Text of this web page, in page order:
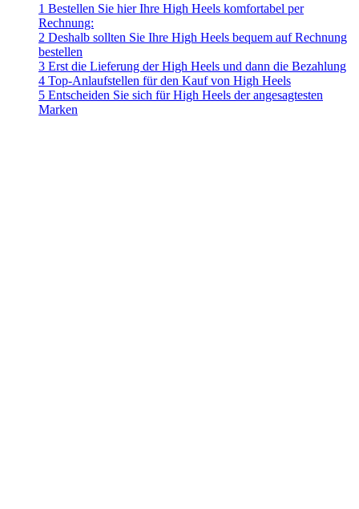
1 Bestellen Sie hier Ihre High Heels komfortabel per
Rechnung:
2 Deshalb sollten Sie Ihre High Heels bequem auf Rechnung
bestellen
3 Erst die Lieferung der High Heels und dann die Bezahlung
4 Top-Anlaufstellen für den Kauf von High Heels
5 Entscheiden Sie sich für High Heels der angesagtesten
Marken